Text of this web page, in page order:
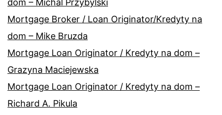
dom – Michal Przybylski
Mortgage Broker / Loan Originator/Kredyty na
dom – Mike Bruzda
Mortgage Loan Originator / Kredyty na dom –
Grazyna Maciejewska
Mortgage Loan Originator / Kredyty na dom –
Richard A. Pikula